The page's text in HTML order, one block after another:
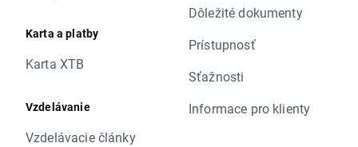
Karta a platby
Karta XTB
Vzdelávanie
Vzdelávacie články
Dôležité dokumenty
Prístupnosť
Sťažnosti
Informace pro klienty